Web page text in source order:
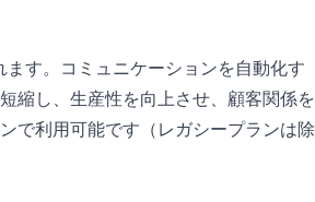
す。コミュニケーションを自動化す
縮し、生産性を向上させ、顧客関係を
で利用可能です（レガシープランは除